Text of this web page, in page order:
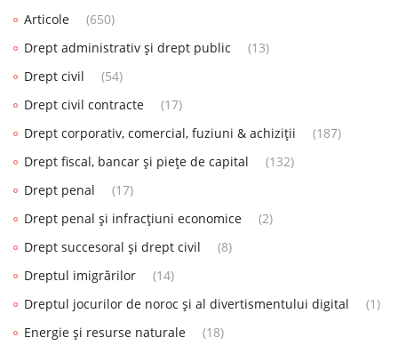
Articole
(650)
Drept administrativ și drept public
(13)
Drept civil
(54)
Drept civil contracte
(17)
Drept corporativ, comercial, fuziuni & achiziții
(187)
Drept fiscal, bancar și piețe de capital
(132)
Drept penal
(17)
Drept penal și infracțiuni economice
(2)
Drept succesoral și drept civil
(8)
Dreptul imigrărilor
(14)
Dreptul jocurilor de noroc și al divertismentului digital
(1)
Energie și resurse naturale
(18)